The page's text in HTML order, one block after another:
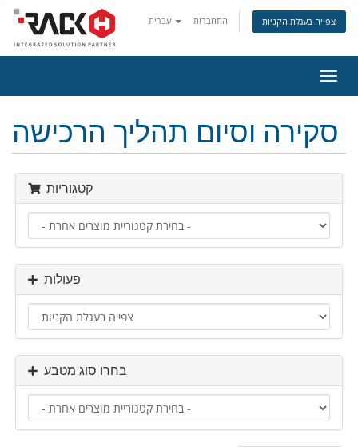
התחברות צפייה בעגלת הקניות
ניווט
סקירה וסיום תהליך הרכישה
קטגוריות
פעולות
בחרו סוג מטבע